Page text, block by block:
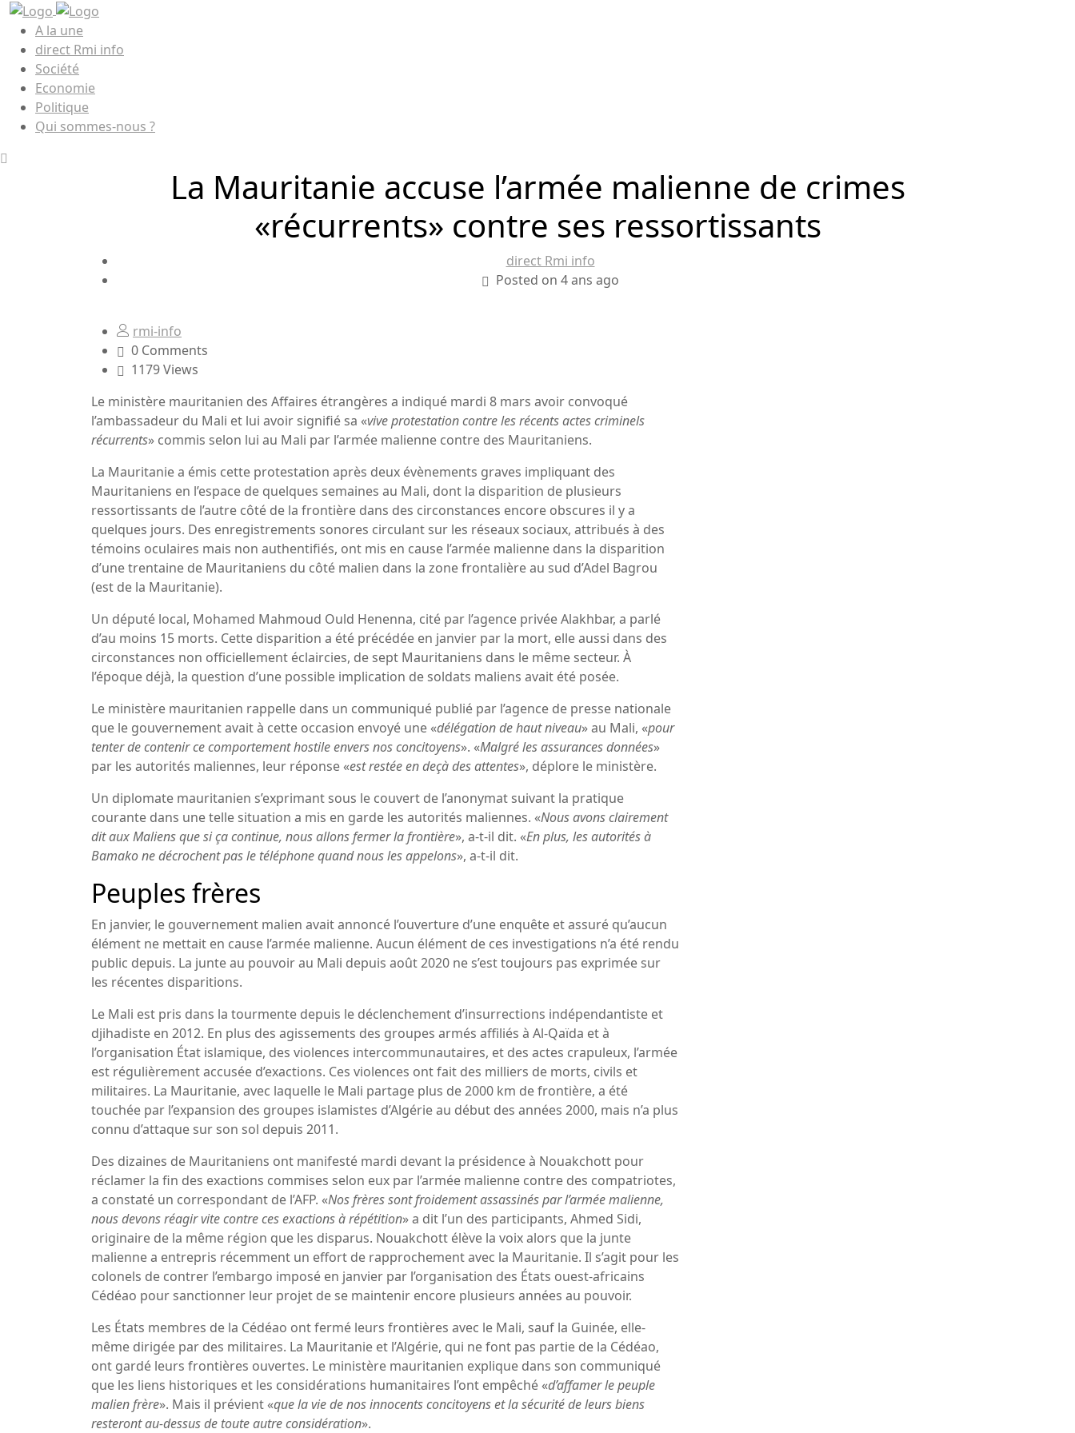
A la une
direct Rmi info
Société
Economie
Politique
Qui sommes-nous ?
La Mauritanie accuse l’armée malienne de crimes
«récurrents» contre ses ressortissants
direct Rmi info
Posted on 4 ans ago
rmi-info
0 Comments
1179 Views
Le ministère mauritanien des Affaires étrangères a indiqué mardi 8 mars avoir convoqué
l’ambassadeur du Mali et lui avoir signifié sa «vive protestation contre les récents actes criminels
récurrents» commis selon lui au Mali par l’armée malienne contre des Mauritaniens.
La Mauritanie a émis cette protestation après deux évènements graves impliquant des
Mauritaniens en l’espace de quelques semaines au Mali, dont la disparition de plusieurs
ressortissants de l’autre côté de la frontière dans des circonstances encore obscures il y a
quelques jours. Des enregistrements sonores circulant sur les réseaux sociaux, attribués à des
témoins oculaires mais non authentifiés, ont mis en cause l’armée malienne dans la disparition
d’une trentaine de Mauritaniens du côté malien dans la zone frontalière au sud d’Adel Bagrou
(est de la Mauritanie).
Un député local, Mohamed Mahmoud Ould Henenna, cité par l’agence privée Alakhbar, a parlé
d’au moins 15 morts. Cette disparition a été précédée en janvier par la mort, elle aussi dans des
circonstances non officiellement éclaircies, de sept Mauritaniens dans le même secteur. À
l’époque déjà, la question d’une possible implication de soldats maliens avait été posée.
Le ministère mauritanien rappelle dans un communiqué publié par l’agence de presse nationale
que le gouvernement avait à cette occasion envoyé une «délégation de haut niveau» au Mali, «pour
tenter de contenir ce comportement hostile envers nos concitoyens». «Malgré les assurances données»
par les autorités maliennes, leur réponse «est restée en deçà des attentes», déplore le ministère.
Un diplomate mauritanien s’exprimant sous le couvert de l’anonymat suivant la pratique
courante dans une telle situation a mis en garde les autorités maliennes. «Nous avons clairement
dit aux Maliens que si ça continue, nous allons fermer la frontière», a-t-il dit. «En plus, les autorités à
Bamako ne décrochent pas le téléphone quand nous les appelons», a-t-il dit.
Peuples frères
En janvier, le gouvernement malien avait annoncé l’ouverture d’une enquête et assuré qu’aucun
élément ne mettait en cause l’armée malienne. Aucun élément de ces investigations n’a été rendu
public depuis. La junte au pouvoir au Mali depuis août 2020 ne s’est toujours pas exprimée sur
les récentes disparitions.
Le Mali est pris dans la tourmente depuis le déclenchement d’insurrections indépendantiste et
djihadiste en 2012. En plus des agissements des groupes armés affiliés à Al-Qaïda et à
l’organisation État islamique, des violences intercommunautaires, et des actes crapuleux, l’armée
est régulièrement accusée d’exactions. Ces violences ont fait des milliers de morts, civils et
militaires. La Mauritanie, avec laquelle le Mali partage plus de 2000 km de frontière, a été
touchée par l’expansion des groupes islamistes d’Algérie au début des années 2000, mais n’a plus
connu d’attaque sur son sol depuis 2011.
Des dizaines de Mauritaniens ont manifesté mardi devant la présidence à Nouakchott pour
réclamer la fin des exactions commises selon eux par l’armée malienne contre des compatriotes,
a constaté un correspondant de l’AFP. «Nos frères sont froidement assassinés par l’armée malienne,
nous devons réagir vite contre ces exactions à répétition» a dit l’un des participants, Ahmed Sidi,
originaire de la même région que les disparus. Nouakchott élève la voix alors que la junte
malienne a entrepris récemment un effort de rapprochement avec la Mauritanie. Il s’agit pour les
colonels de contrer l’embargo imposé en janvier par l’organisation des États ouest-africains
Cédéao pour sanctionner leur projet de se maintenir encore plusieurs années au pouvoir.
Les États membres de la Cédéao ont fermé leurs frontières avec le Mali, sauf la Guinée, elle-
même dirigée par des militaires. La Mauritanie et l’Algérie, qui ne font pas partie de la Cédéao,
ont gardé leurs frontières ouvertes. Le ministère mauritanien explique dans son communiqué
que les liens historiques et les considérations humanitaires l’ont empêché «d’affamer le peuple
malien frère». Mais il prévient «que la vie de nos innocents concitoyens et la sécurité de leurs biens
resteront au-dessus de toute autre considération».